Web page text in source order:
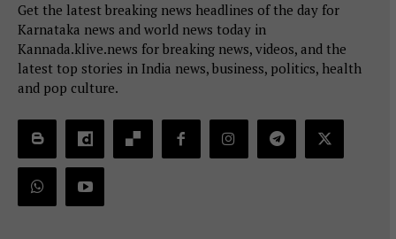
Get the latest breaking news headlines of the day for
Karnataka news and world news today in
Kannada.klive.news for breaking news, videos, and the
latest top stories in India news, business, politics, health
and pop culture.